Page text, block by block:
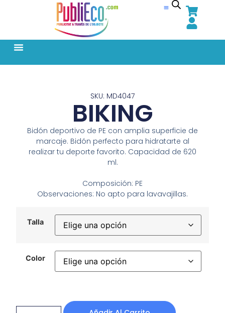
SKU: MD4047
BIKING
Bidón deportivo de PE con amplia superficie de
marcaje. Bidón perfecto para hidratarte al
realizar tu deporte favorito. Capacidad de 620
ml.
Composición: PE
Observaciones: No apto para lavavajillas.
Talla
Color